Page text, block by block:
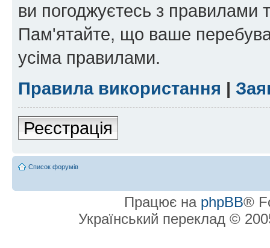
ви погоджуєтесь з правилами
Пам'ятайте, що ваше
усіма правилами.
Правила використання |
Реєстрація
Список форумів
Працює на phpBB®
Український переклад ©